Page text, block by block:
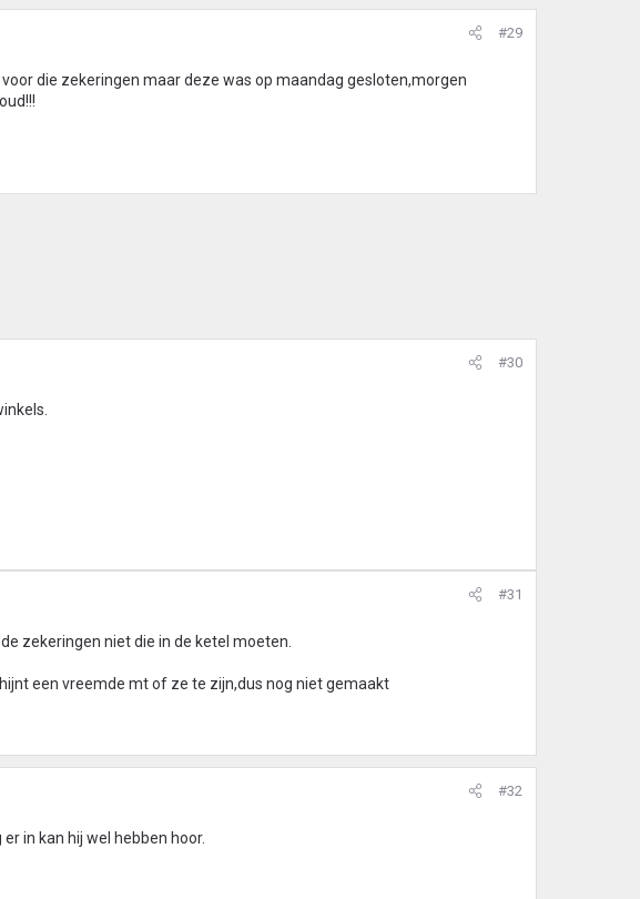
#29
die zekeringen maar deze was op maandag gesloten,morgen
#30
#31
zekeringen niet die in de ketel moeten.
een vreemde mt of ze te zijn,dus nog niet gemaakt
#32
in kan hij wel hebben hoor.